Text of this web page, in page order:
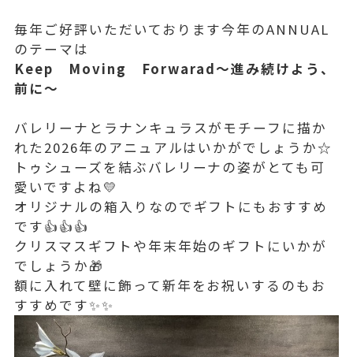
毎年ご好評いただいております今年のANNUAL
のテーマは
Keep Moving Forwarad～進み続けよう、
前に～
バレリーナとラナンキュラスがモチーフに描か
れた2026年のアニュアルはいかがでしょうか☆
トゥシューズを結ぶバレリーナの姿がとても可
愛いですよね💛
オリジナルの箱入りなのでギフトにもおすすめ
です👍👍👍
クリスマスギフトや年末年始のギフトにいかが
でしょうか🎁
額に入れて壁に飾って新年をお祝いするのもお
すすめです✨✨